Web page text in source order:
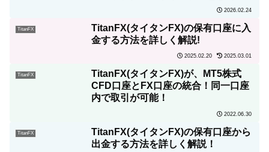
1000Titan ポイント進呈！（現金交換
2026.02.24
TitanFX
TitanFX(タイタンFX)の保有口座に入
金する方法を詳しく解説!
2025.02.20 2025.03.01
TitanFX
TitanFX(タイタンFX)が、MT5株式
CFD口座とFX口座の統合！同一口座
内で取引が可能！
2022.06.30
TitanFX
TitanFX(タイタンFX)の保有口座から
出金する方法を詳しく解説！